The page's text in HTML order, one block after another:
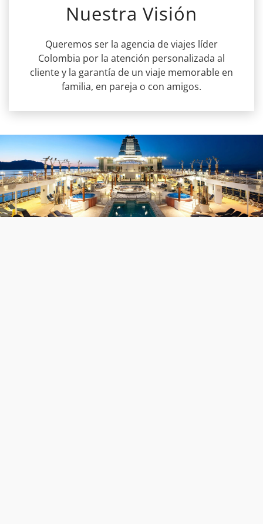
Nuestra Visión
Queremos ser la agencia de viajes líder
Colombia por la atención personalizada al
cliente y la garantía de un viaje memorable en
familia, en pareja o con amigos.